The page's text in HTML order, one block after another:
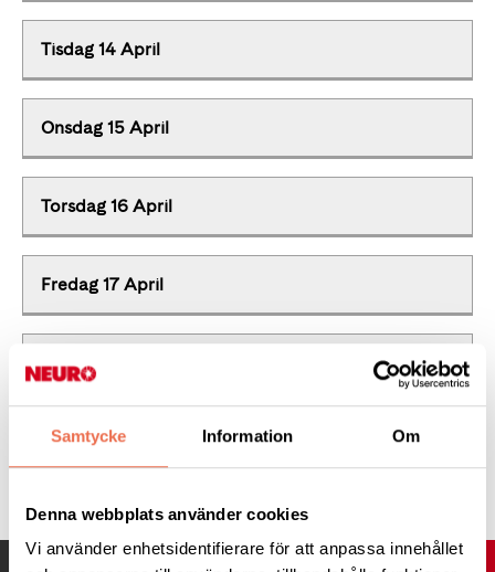
Samtycke Information Om
Denna webbplats använder cookies
Vi använder enhetsidentifierare för att anpassa innehållet
Tisdag 14 April
Onsdag 15 April
Torsdag 16 April
Fredag 17 April
Lördag 18 April
Söndag 19 April